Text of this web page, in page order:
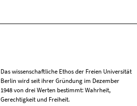
Das wissenschaftliche Ethos der Freien Universität
Berlin wird seit ihrer Gründung im Dezember
1948 von drei Werten bestimmt: Wahrheit,
Gerechtigkeit und Freiheit.